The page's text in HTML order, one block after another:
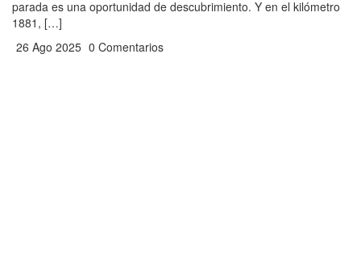
parada es una oportunidad de descubrimiento. Y en el kilómetro
1881, […]
26 Ago 2025 0 Comentarios